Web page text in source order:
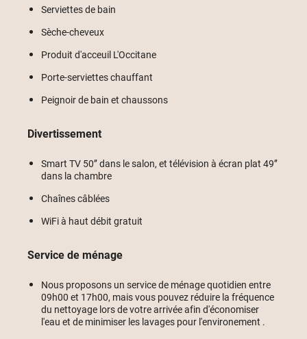
Serviettes de bain
Sèche-cheveux
Produit d'acceuil L'Occitane
Porte-serviettes chauffant
Peignoir de bain et chaussons
Divertissement
Smart TV 50’’ dans le salon, et télévision à écran plat 49’’
dans la chambre
Chaînes câblées
WiFi à haut débit gratuit
Service de ménage
Nous proposons un service de ménage quotidien entre
09h00 et 17h00, mais vous pouvez réduire la fréquence
du nettoyage lors de votre arrivée afin d'économiser
l'eau et de minimiser les lavages pour l'environement .